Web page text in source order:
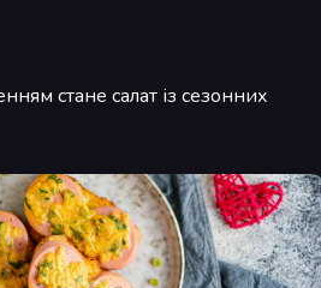
стане салат із сезонних